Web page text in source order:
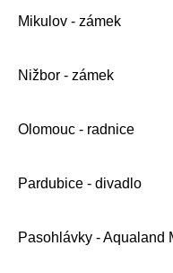
Mikulov - zámek
Nižbor - zámek
Olomouc - radnice
Pardubice - divadlo
Pasohlávky - Aqualand